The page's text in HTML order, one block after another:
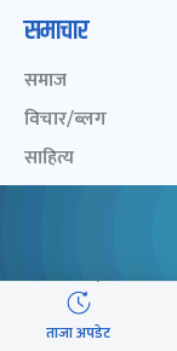
ताजा अपडेट
समाचार
समाज
विचार/ब्लग
साहित्य
जीवनशैली/स्वास्थ्य